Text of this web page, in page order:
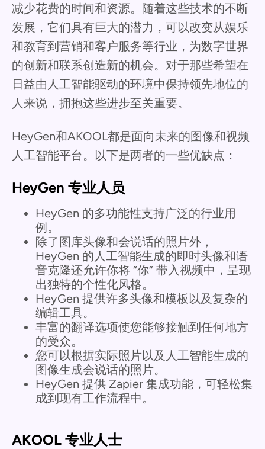
减少花费的时间和资源。随着这些技术的不断
发展，它们具有巨大的潜力，可以改变从娱乐
和教育到营销和客户服务等行业，为数字世界
的创新和联系创造新的机会。对于那些希望在
日益由人工智能驱动的环境中保持领先地位的
人来说，拥抱这些进步至关重要。
HeyGen和AKOOL都是面向未来的图像和视频
人工智能平台。以下是两者的一些优缺点：
HeyGen 专业人员
HeyGen 的多功能性支持广泛的行业用
例。
除了图库头像和会说话的照片外，
HeyGen 的人工智能生成的即时头像和语
音克隆还允许你将 “你” 带入视频中，呈现
出独特的个性化风格。
HeyGen 提供许多头像和模板以及复杂的
编辑工具。
丰富的翻译选项使您能够接触到任何地方
的受众。
您可以根据实际照片以及人工智能生成的
图像生成会说话的照片。
HeyGen 提供 Zapier 集成功能，可轻松集
成到现有工作流程中。
AKOOL 专业人士